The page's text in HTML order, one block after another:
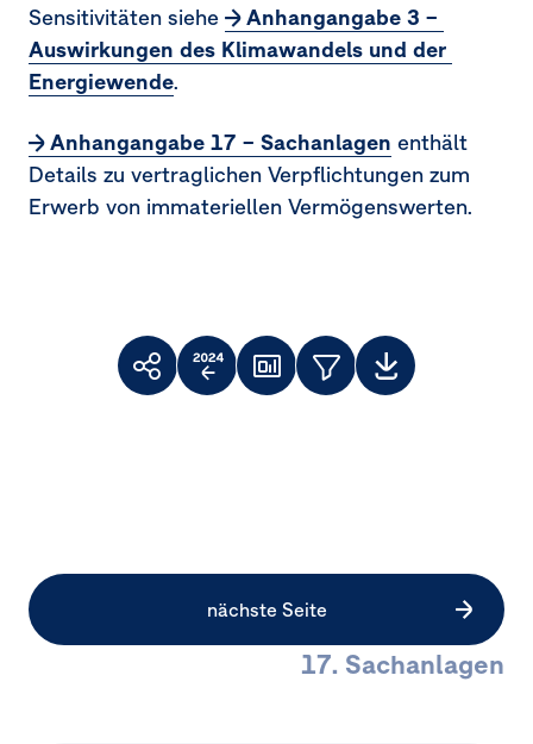
Sensitivitäten siehe
Anhangangabe 3 –
Auswirkungen des Klimawandels und der
Energiewende.
Anhangangabe 17 – Sachanlagen enthält
Details zu vertraglichen Verpflichtungen zum
Erwerb von immateriellen Vermögenswerten.
Weiterempfehlen
VergleichDashboardThemenfilter
Downloads
nächste Seite
17. Sachanlagen